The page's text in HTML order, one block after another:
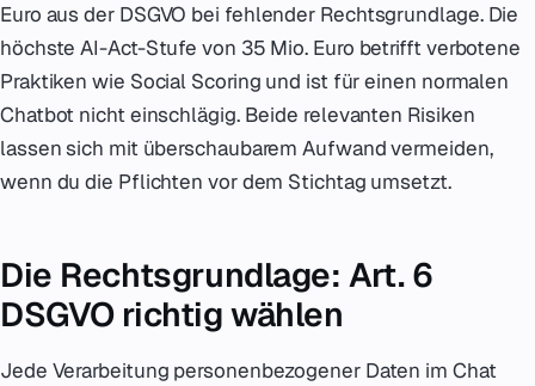
Euro aus der DSGVO bei fehlender Rechtsgrundlage. Die
höchste AI-Act-Stufe von 35 Mio. Euro betrifft verbotene
Praktiken wie Social Scoring und ist für einen normalen
Chatbot nicht einschlägig. Beide relevanten Risiken
lassen sich mit überschaubarem Aufwand vermeiden,
wenn du die Pflichten vor dem Stichtag umsetzt.
Die Rechtsgrundlage: Art. 6
DSGVO richtig wählen
Jede Verarbeitung personenbezogener Daten im Chat